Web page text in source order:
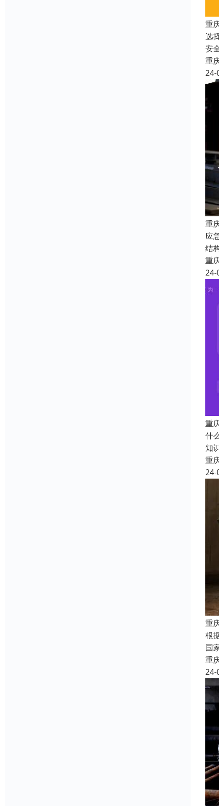
重
选
安
重
24-
重
应
结
重
24-
重
什
知
重
24-
重
根
国
重
24-